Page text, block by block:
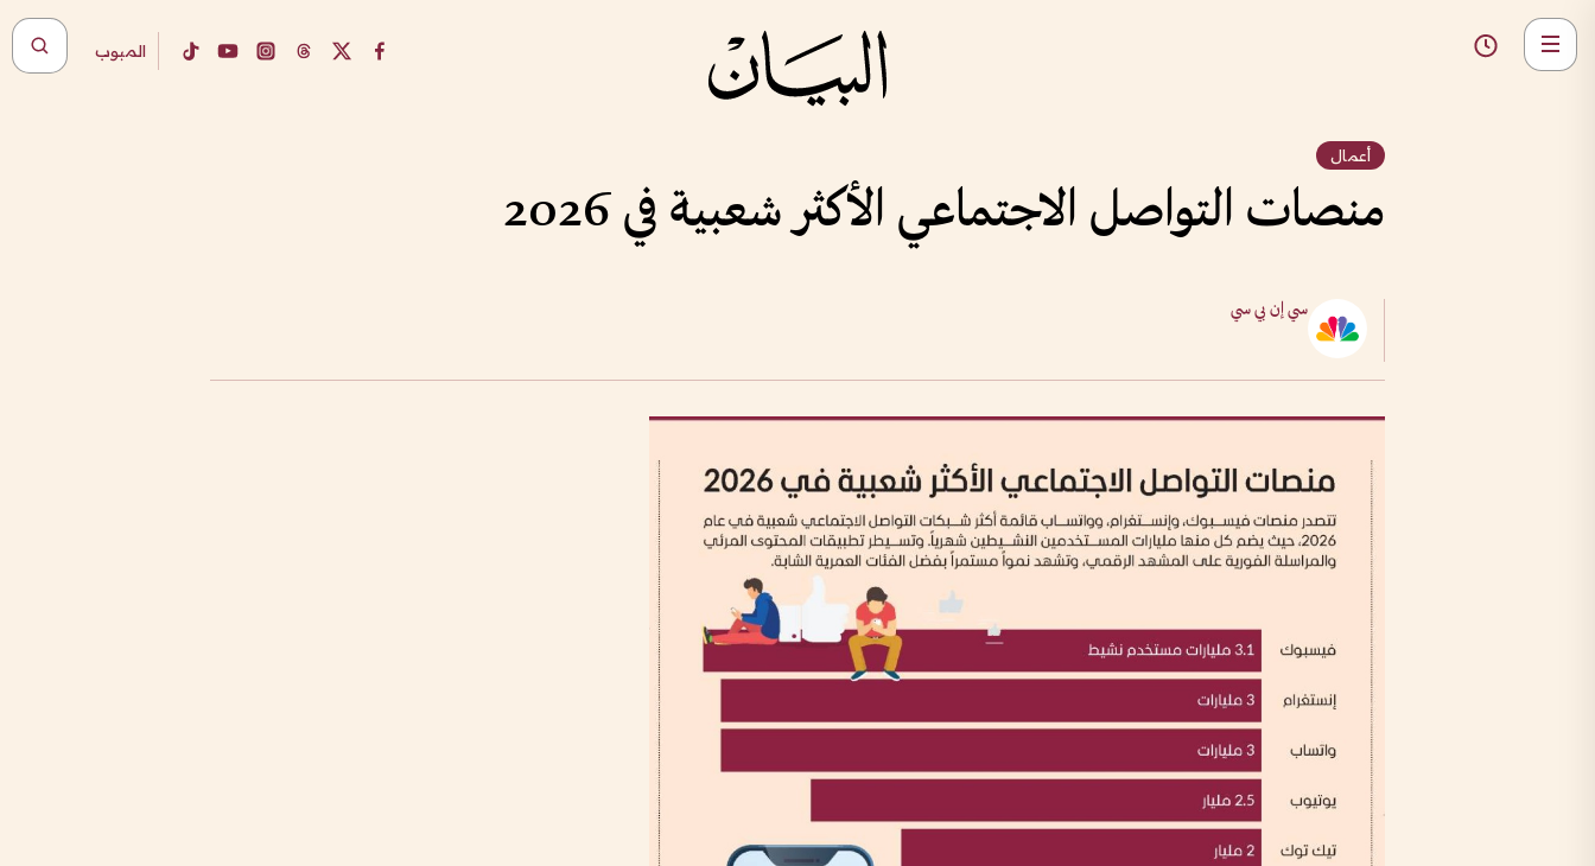
المبوب
أعمال
منصات التواصل الاجتماعي الأكثر شعبية في 2026
سي إن بي سي